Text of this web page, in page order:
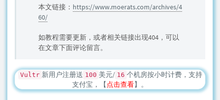
本文链接： https://www.moerats.com/archives/4
60/
如教程需要更新，或者相关链接出现404，可以
在文章下面评论留言。
Vultr 新用户注册送 100 美元/ 16 个机房按小时计费，支持
支付宝，【 点击查看】。